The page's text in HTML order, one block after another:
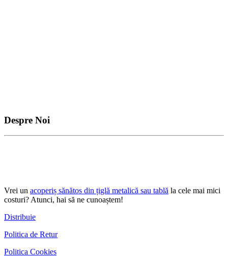
Despre Noi
Vrei un acoperiș sănătos din țiglă metalică sau tablă la cele mai mici
costuri? Atunci, hai să ne cunoaștem!
Distribuie
Politica de Retur
Politica Cookies